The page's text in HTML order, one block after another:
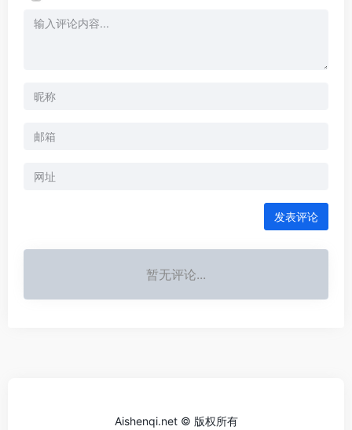
发表评论
暂无评论...
Aishenqi.net © 版权所有